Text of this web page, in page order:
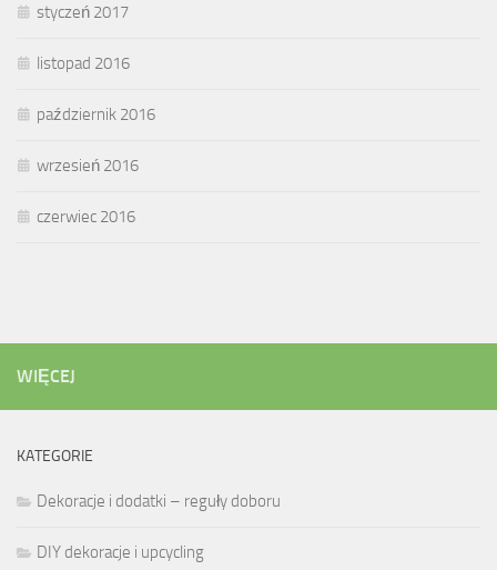
styczeń 2017
listopad 2016
październik 2016
wrzesień 2016
czerwiec 2016
WIĘCEJ
KATEGORIE
Dekoracje i dodatki – reguły doboru
DIY dekoracje i upcycling